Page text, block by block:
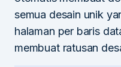
semua desain unik
halaman per baris
membuat ratusan